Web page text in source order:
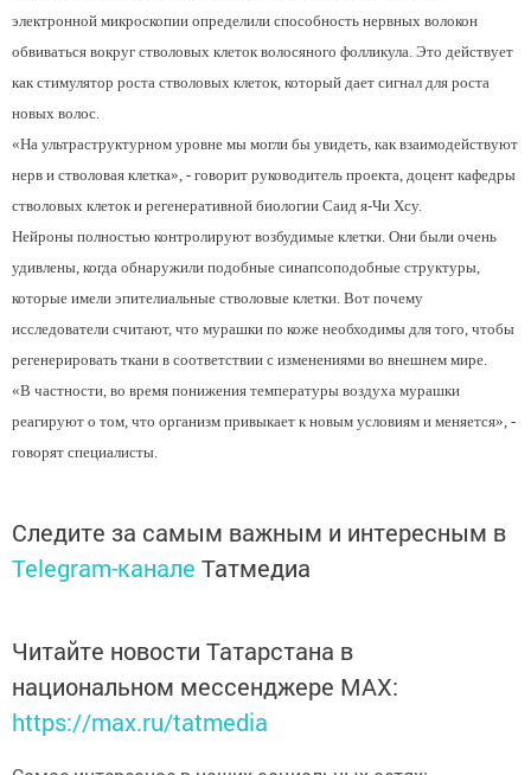
электронной микроскопии определили способность нервных волокон
обвиваться вокруг стволовых клеток волосяного фолликула. Это действует
как стимулятор роста стволовых клеток, который дает сигнал для роста
новых волос.
«На ультраструктурном уровне мы могли бы увидеть, как взаимодействуют
нерв и стволовая клетка», - говорит руководитель проекта, доцент кафедры
стволовых клеток и регенеративной биологии Саид я-Чи Хсу.
Нейроны полностью контролируют возбудимые клетки. Они были очень
удивлены, когда обнаружили подобные синапсоподобные структуры,
которые имели эпителиальные стволовые клетки. Вот почему
исследователи считают, что мурашки по коже необходимы для того, чтобы
регенерировать ткани в соответствии с изменениями во внешнем мире.
«В частности, во время понижения температуры воздуха мурашки
реагируют о том, что организм привыкает к новым условиям и меняется», -
говорят специалисты.
Следите за самым важным и интересным в
Telegram-канале Татмедиа
Читайте новости Татарстана в
национальном мессенджере MАХ:
https://max.ru/tatmedia